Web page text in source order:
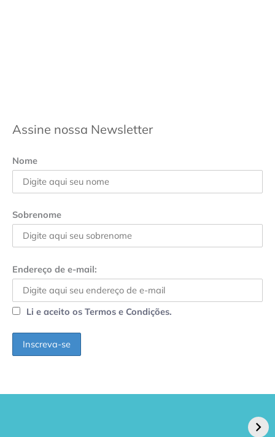
Assine nossa Newsletter
Nome
Sobrenome
Endereço de e-mail:
Li e aceito os Termos e Condições.
caso de superfungo